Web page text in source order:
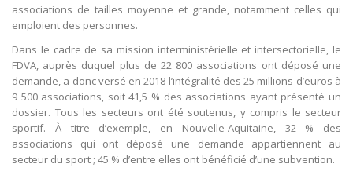
associations de tailles moyenne et grande, notamment celles qui
emploient des personnes.
Dans le cadre de sa mission interministérielle et intersectorielle, le
FDVA, auprès duquel plus de 22 800 associations ont déposé une
demande, a donc versé en 2018 l’intégralité des 25 millions d’euros à
9 500 associations, soit 41,5 % des associations ayant présenté un
dossier. Tous les secteurs ont été soutenus, y compris le secteur
sportif. À titre d’exemple, en Nouvelle-Aquitaine, 32 % des
associations qui ont déposé une demande appartiennent au
secteur du sport ; 45 % d’entre elles ont bénéficié d’une subvention.